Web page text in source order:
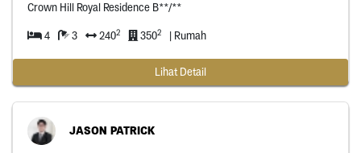
Crown Hill Royal Residence B**/**
4 3 2402 3502 | Rumah
Lihat Detail
JASON PATRICK